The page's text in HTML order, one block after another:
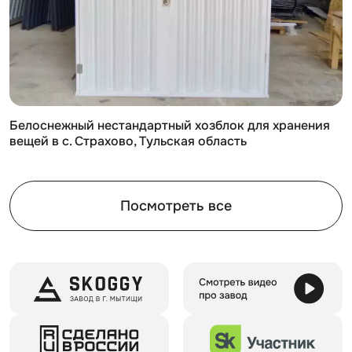
смогут справиться с задачей всего за два часа.
Если возникнет необходимость в перемещении или
изменении конфигурации контейнера, его можно
навыков.
Контейнер можно перевозить на грузовом
автомобиле небольшого тоннажа, что делает его
доступным для перемещения по всей стране. Это
Отсутствие необходимости в фундаменте
Для установки контейнера достаточно ровной
Белоснежный нестандартный хозблок для хранения
вещей в с. Страхово, Тульская область
Посмотреть все